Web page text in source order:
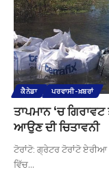
ਕੈਨੇਡਾ ਪਰਵਾਸੀ-ਖ਼ਬਰਾਂ
ਤਾਪਮਾਨ ‘ਚ
ਆਉਣ ਦੀ ਚਿਤਾਵਨੀ
ਟੋਰਾਂਟੋ: ਗ੍ਰੇਟਰ ਟੋਰਾਂਟੋ
ਵਿੱਚ…